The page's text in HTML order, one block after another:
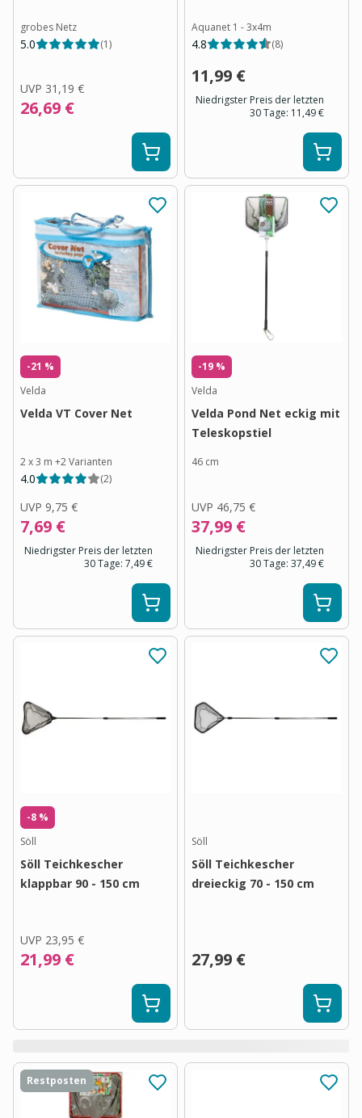
grobes Netz
5.0 (1)
UVP 31,19 €
26,69 €
Aquanet 1 - 3x4m
4.8 (8)
11,99 €
Niedrigster Preis der letzten
30 Tage: 11,49 €
-21 %
Velda
Velda VT Cover Net
2 x 3 m +2Varianten
4.0 (2)
UVP 9,75 €
7,69 €
Niedrigster Preis der letzten
30 Tage: 7,49 €
-19 %
Velda
Velda Pond Net eckig mit
Teleskopstiel
46 cm
UVP 46,75 €
37,99 €
Niedrigster Preis der letzten
30 Tage: 37,49 €
-8 %
Söll
Söll Teichkescher
klappbar 90 - 150 cm
UVP 23,95 €
21,99 €
Söll
Söll Teichkescher
dreieckig 70 - 150 cm
27,99 €
Restposten